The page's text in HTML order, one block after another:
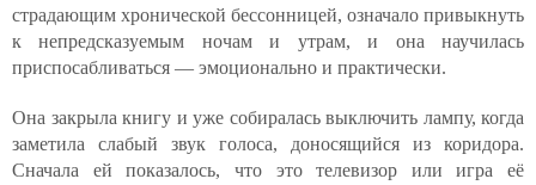
страдающим хронической бессонницей, означало привыкнуть
к непредсказуемым ночам и утрам, и она научилась
приспосабливаться — эмоционально и практически.
Она закрыла книгу и уже собиралась выключить лампу, когда
заметила слабый звук голоса, доносящийся из коридора.
Сначала ей показалось, что это телевизор или игра её